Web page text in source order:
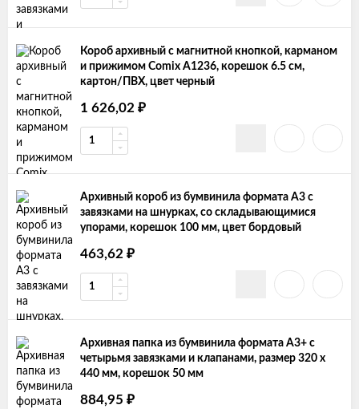
Короб архивный с магнитной кнопкой, карманом
и прижимом Comix A1236, корешок 6.5 см,
картон/ПВХ, цвет черный
1 626,02 ₽
Архивный короб из бумвинила формата А3 с
завязками на шнурках, со складывающимися
упорами, корешок 100 мм, цвет бордовый
463,62 ₽
Архивная папка из бумвинила формата А3+ с
четырьмя завязками и клапанами, размер 320 х
440 мм, корешок 50 мм
884,95 ₽